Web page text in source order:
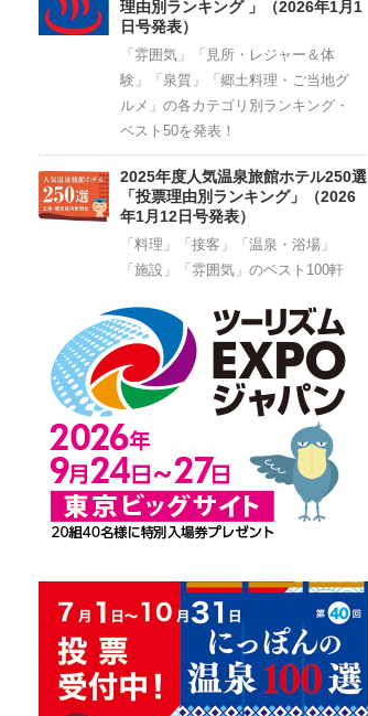
理由別ランキング 」（2026年1月1
日号発表）
「雰囲気」「見所・レジャー＆体
験」「泉質」「郷土料理・ご当地グ
ルメ」の各カテゴリ別ランキング・
ベスト50を発表！
2025年度人気温泉旅館ホテル250選
「投票理由別ランキング」（2026
年1月12日号発表）
「料理」「接客」「温泉・浴場」
「施設」「雰囲気」のベスト100軒